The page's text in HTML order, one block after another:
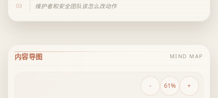
03 维护者和安全团队该怎么改动作
内容导图 MIND MAP
- 61% +